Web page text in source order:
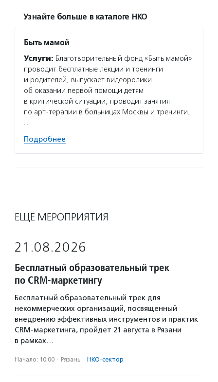
Узнайте больше в каталоге НКО
Быть мамой
Услуги: Благотворительный фонд «Быть мамой»
проводит бесплатные лекции и тренинги
и родителей, выпускает видеоролики
об оказании первой помощи детям
в критической ситуации, проводит занятия
по арт-терапии в больницах Москвы и тренинги,
…
Подробнее
ЕЩЁ МЕРОПРИЯТИЯ
21.08.2026
Бесплатный образовательный трек
по CRM-маркетингу
Бесплатный образовательный трек для
некоммерческих организаций, посвященный
внедрению эффективных инструментов и практик
CRM-маркетинга, пройдет 21 августа в Рязани
в рамках…
Начало: 10:00 · Рязань · НКО-сектор